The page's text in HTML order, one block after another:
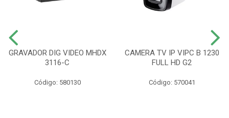
GRAVADOR DIG VIDEO MHDX
3116-C
Código: 580130
CAMERA TV IP VIPC B 1230
FULL HD G2
Código: 570041